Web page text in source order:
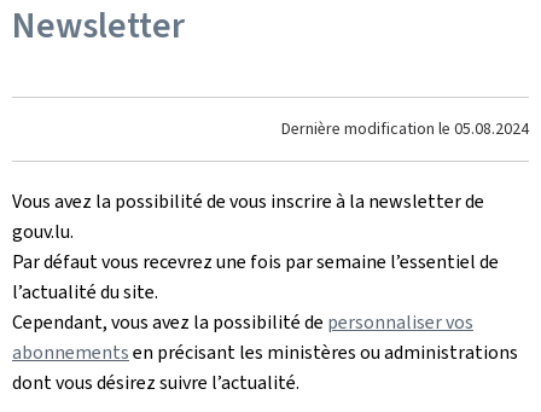
Newsletter
Dernière modification le 05.08.2024
Vous avez la possibilité de vous inscrire à la newsletter de
gouv.lu.
Par défaut vous recevrez une fois par semaine l’essentiel de
l’actualité du site.
Cependant, vous avez la possibilité de personnaliser vos
abonnementsen précisant les ministères ou administrations
dont vous désirez suivre l’actualité.